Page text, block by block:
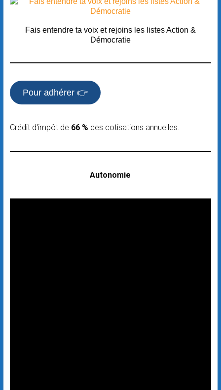
Fais entendre ta voix et rejoins les listes Action &
Démocratie
Pour adhérer 👉
Crédit d'impôt de 66 % des cotisations annuelles.
Autonomie